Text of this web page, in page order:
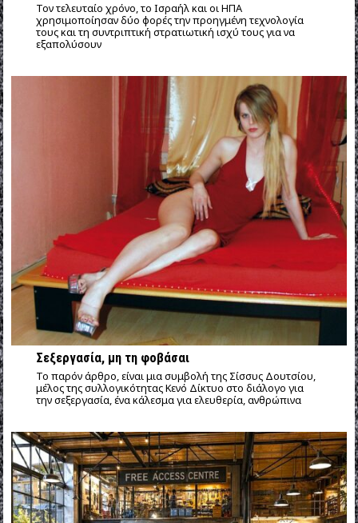
Τον τελευταίο χρόνο, το Ισραήλ και οι ΗΠΑ
χρησιμοποίησαν δύο φορές την προηγμένη τεχνολογία
τους και τη συντριπτική στρατιωτική ισχύ τους για να
εξαπολύσουν
Σεξεργασία, μη τη φοβάσαι
Το παρόν άρθρο, είναι μια συμβολή της Σίσσυς Δουτσίου,
μέλος της συλλογικότητας Κενό Δίκτυο στο διάλογο για
την σεξεργασία, ένα κάλεσμα για ελευθερία, ανθρώπινα